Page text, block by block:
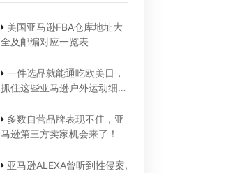
美国亚马逊FBA仓库地址大
全及邮编对应一览表
一件选品就能通吃欧美日，
抓住这些亚马逊户外运动细分
多数自营品牌表现不佳，亚
马逊第三方卖家机会来了！
亚马逊ALEXA曾听到性侵案,